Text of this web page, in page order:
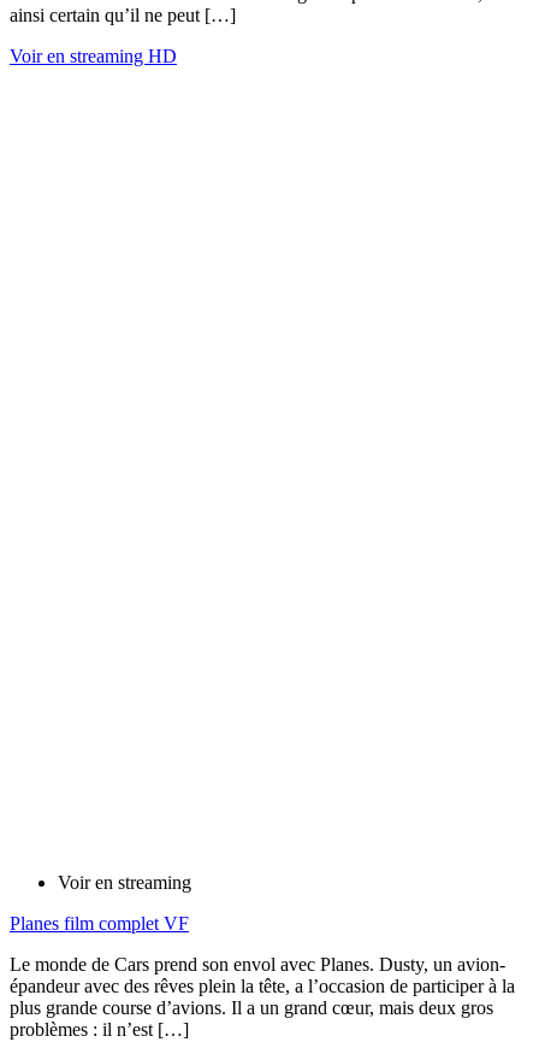
ainsi certain qu’il ne peut […]
Voir en streaming HD
Voir en streaming
Planes film complet VF
Le monde de Cars prend son envol avec Planes. Dusty, un avion-
épandeur avec des rêves plein la tête, a l’occasion de participer à la
plus grande course d’avions. Il a un grand cœur, mais deux gros
problèmes : il n’est […]